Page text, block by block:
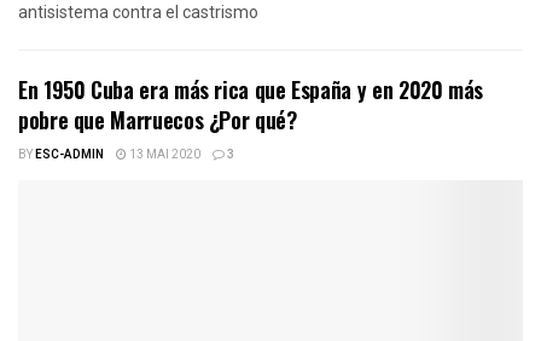
antisistema contra el castrismo
En 1950 Cuba era más rica que España y en 2020 más
pobre que Marruecos ¿Por qué?
BYESC-ADMIN 13 MAI 2020 3